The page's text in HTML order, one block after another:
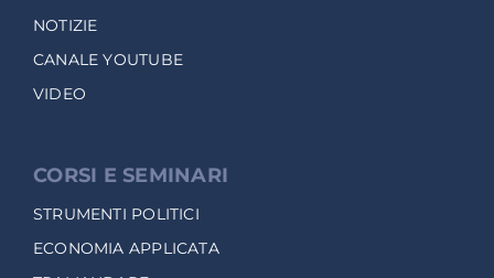
NOTIZIE
CANALE YOUTUBE
VIDEO
CORSI E SEMINARI
STRUMENTI POLITICI
ECONOMIA APPLICATA